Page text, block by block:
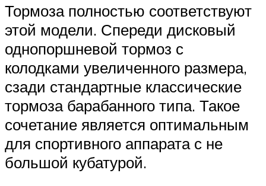
Тормоза полностью соответствуют
этой модели. Спереди дисковый
однопоршневой тормоз с
колодками увеличенного размера,
сзади стандартные классические
тормоза барабанного типа. Такое
сочетание является оптимальным
для спортивного аппарата с не
большой кубатурой.